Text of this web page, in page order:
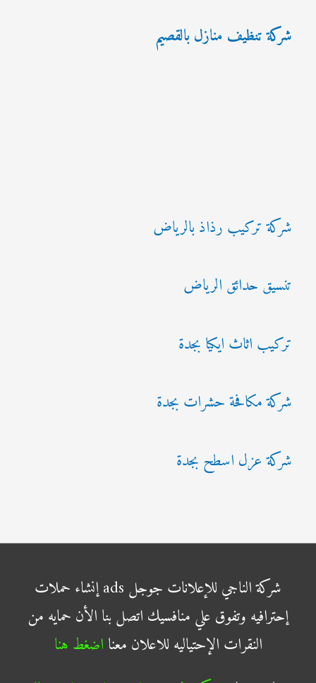
شركة تنظيف منازل بالقصيم
شركة تركيب رذاذ بالرياض
تنسيق حدائق الرياض
تركيب اثاث ايكيا بجدة
شركة مكافحة حشرات بجدة
شركة عزل اسطح بجدة
شركة الناجي للإعلانات جوجل ads إنشاء حملات
إحترافيه وتفوق علي منافسيك اتصل بنا الأن حمايه من
النقرات الإحتياليه للاعلان معنا اضغط هنا